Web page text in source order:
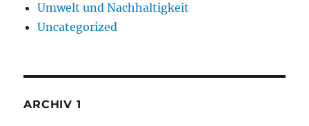
Umwelt und Nachhaltigkeit
Uncategorized
ARCHIV 1